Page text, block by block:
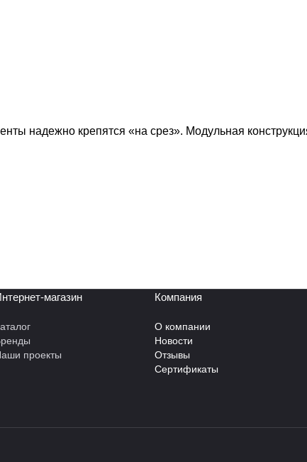
надежно крепятся «на срез». Модульная
магазин
проекты
Компания
О компании
Новости
Отзывы
Сертификаты